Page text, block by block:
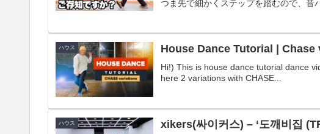
つま先で細かくステップを踏むので、音
ハウス House Dance Tutorial |
Hi!) This is house dance tutorial dance
here 2 variations with CHASE...
ハウス
xikers(싸이커스) – ‘도깨비집